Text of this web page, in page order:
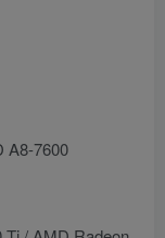
A8-7600